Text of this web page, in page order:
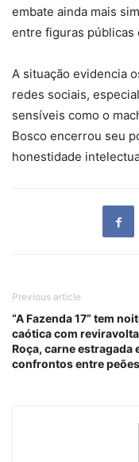
embate ainda mais
entre figuras públicas
A situação evidencia
redes sociais,
sensíveis como o
Bosco encerrou seu
honestidade
Previous article
“A Fazenda 17” tem
caótica com
Roça, carne estragada
confrontos entre peões